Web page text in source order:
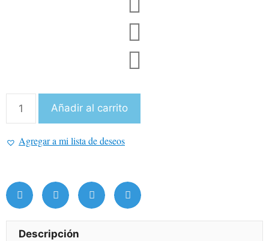
Añadir al carrito
Agregar a mi lista de deseos
Descripción